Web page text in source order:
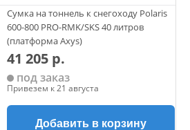
Сумка на тоннель к снегоходу Polaris
600-800 PRO-RMK/SKS 40 литров
(платформа Axys)
41 205 р.
под заказ
Привезем к 21 августа
Добавить в корзину